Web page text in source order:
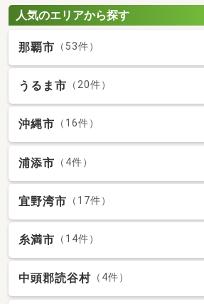
人気のエリアから探す
那覇市 （53件）
うるま市 （20件）
沖縄市 （16件）
浦添市 （4件）
宜野湾市 （17件）
糸満市 （14件）
中頭郡読谷村 （4件）